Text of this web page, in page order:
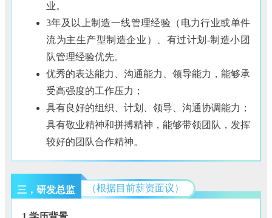
业。
3年及以上制造一线管理经验（电力行业或单件
流为主生产型制造企业）、有过计划-制造小团
队管理经验优先。
优秀的表达能力、沟通能力、领导能力，能够承
受高强度的工作压力；
具有良好的组织、计划、领导、沟通协调能力；
具有敬业精神和拼搏精神，能够带领团队，发挥
较好的团队合作精神。
三，研发总监 （根据目前薪资面议）